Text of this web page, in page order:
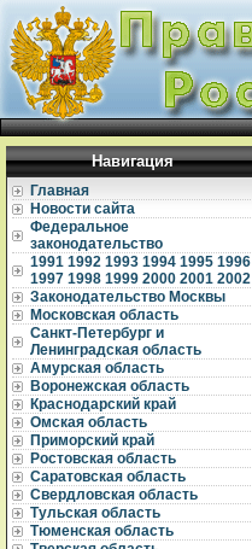
Навигация
Главная
Новости сайта
Федеральное
законодательство
1991 1992 1993 1994 1995 1996
1997 1998 1999 2000 2001 2002
Законодательство Москвы
Московская область
Санкт-Петербург и
Ленинградская область
Амурская область
Воронежская область
Краснодарский край
Омская область
Приморский край
Ростовская область
Саратовская область
Свердловская область
Тульская область
Тюменская область